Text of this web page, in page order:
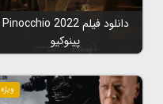
دانلود فیلم Pinocchio 2022
پینوکیو
ویژه